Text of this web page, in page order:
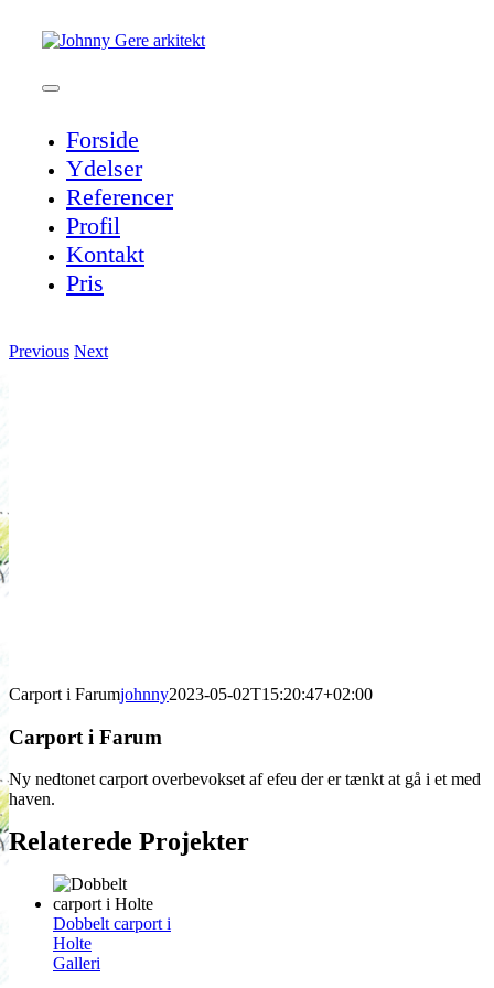
Toggle
Forside
Ydelser
Referencer
Profil
Kontakt
Pris
Previous Next
Carport i Farumjohnny2023-05-02T15:20:47+02:00
Carport i Farum
Ny nedtonet carport overbevokset af efeu der er tænkt at gå i et med
haven.
Relaterede Projekter
Dobbelt carport i
Holte
Galleri